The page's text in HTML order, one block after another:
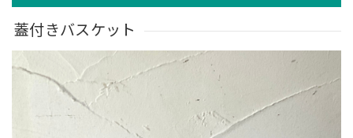
蓋付きバスケット